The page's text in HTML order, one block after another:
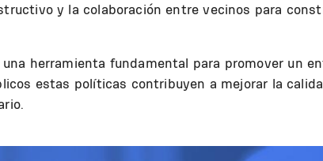
y la colaboración entre vecinos para
herramienta fundamental para promover un
estas políticas contribuyen a mejorar la